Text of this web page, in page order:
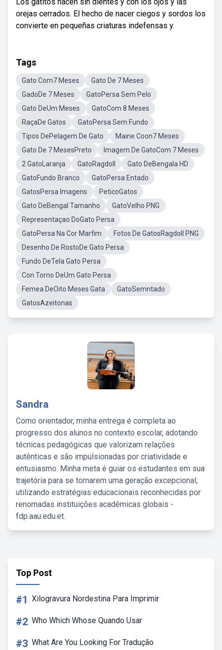
orejas cerrados. El hecho de nacer ciegos y sordos los
convierte en pequeñas criaturas indefensas y.
Tags
Gato Com7 Meses
Gato De 7 Meses
GadoDe 7 Meses
GatoPersa Sem Pelo
Gato DeUm Meses
GatoCom 8 Meses
RaçaDe Gatos
GatoPersa Sem Fundo
Tipos DePelagem De Gato
Maine Coon7 Meses
Gato De 7 MesesPreto
Imagem De GatoCom 7 Meses
2 GatoLaranja
GatoRagdoll
Gato DeBengala HD
GatoFundo Branco
GatoPersa Entado
GatosPersa Imagens
PeticoGatos
Gato DeBengal Tamanho
GatoVelho PNG
Representaçao DoGato Persa
GatoPersa Na Cor Marfim
Fotos De GatosRagdoll PNG
Desenho De RostoDe Gato Persa
Fundo DeTela Gato Persa
Con Torno DeUm Gato Persa
Femea DeOito Meses Gata
GatoSemntado
GatosAzeitonas
Sandra
Como orientador, minha entrega é completa ao
progresso dos alunos no contexto escolar, adotando
técnicas pedagógicas que valorizam relações
autênticas e são impulsionadas por criatividade e
entusiasmo. Minha meta é guiar os estudantes em sua
trajetória para se tornarem uma geração excepcional,
utilizando estratégias educacionais reconhecidas por
renomadas instituições acadêmicas globais -
fdp.aau.edu.et.
Top Post
#1 Xilogravura Nordestina Para Imprimir
#2 Who Which Whose Quando Usar
#3 What Are You Looking For Tradução